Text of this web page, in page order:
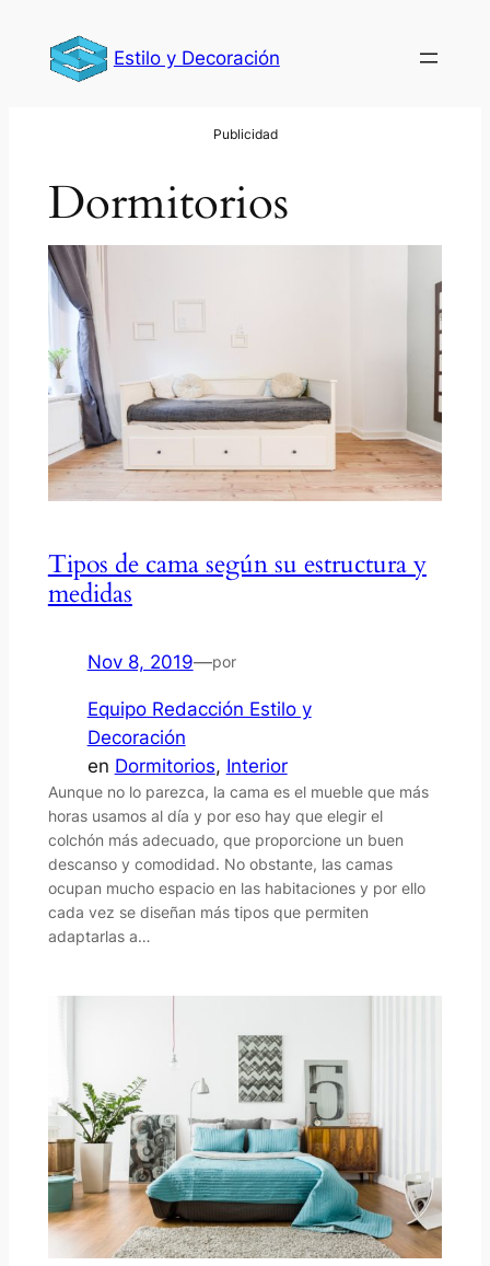
contenido
Estilo y Decoración
Dormitorios
Tipos de cama según su estructura y
medidas
Nov 8, 2019—por
Equipo Redacción Estilo y
Decoración
en Dormitorios, Interior
Aunque no lo parezca, la cama es el mueble que más
horas usamos al día y por eso hay que elegir el
colchón más adecuado, que proporcione un buen
descanso y comodidad. No obstante, las camas
ocupan mucho espacio en las habitaciones y por ello
cada vez se diseñan más tipos que permiten
adaptarlas a…